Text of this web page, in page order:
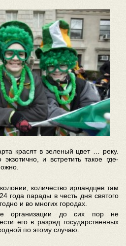
красят в зеленый цвет … реку.
и встретить такое где-
количество ирландцев там
года парады в честь дня святого
и во многих городах.
организации до сих пор не
его в разряд государственных
по этому случаю.